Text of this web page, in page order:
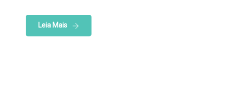
Leia Mais